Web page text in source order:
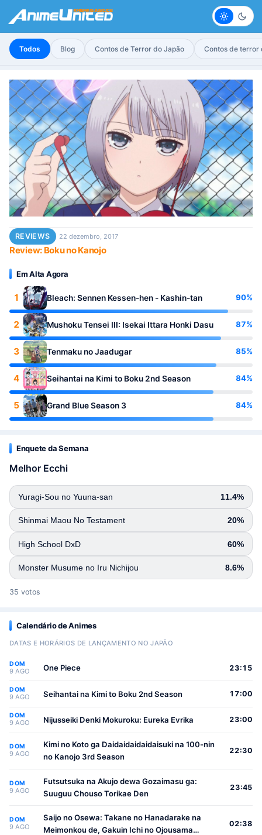
Claro
Todos Blog Contos de Terror do Japão Contos de terror
REVIEWS 22 dezembro, 2017
Review: Boku no Kanojo
Em Alta Agora
1 Bleach: Sennen Kessen-hen - Kashin-tan 90%
2 Mushoku Tensei III: Isekai Ittara Honki Dasu 87%
3 Tenmaku no Jaadugar 85%
4 Seihantai na Kimi to Boku 2nd Season 84%
5 Grand Blue Season 3 84%
Enquete da Semana
Melhor Ecchi
Yuragi-Sou no Yuuna-san 11.4%
Shinmai Maou No Testament 20%
High School DxD 60%
Monster Musume no Iru Nichijou 8.6%
35 votos
Calendário de Animes
DATAS E HORÁRIOS DE LANÇAMENTO NO JAPÃO
DOM
9 AGO One Piece 23:15
DOM
9 AGO Seihantai na Kimi to Boku 2nd Season 17:00
DOM
9 AGO Nijusseiki Denki Mokuroku: Eureka Evrika 23:00
DOM
9 AGO
Kimi no Koto ga Daidaidaidaidaisuki na 100-nin
no Kanojo 3rd Season
22:30
DOM
9 AGO
Futsutsuka na Akujo dewa Gozaimasu ga:
Suuguu Chouso Torikae Den
23:45
DOM
9 AGO
Saijo no Osewa: Takane no Hanadarake na
Meimonkou de, Gakuin Ichi no Ojousama
02:38